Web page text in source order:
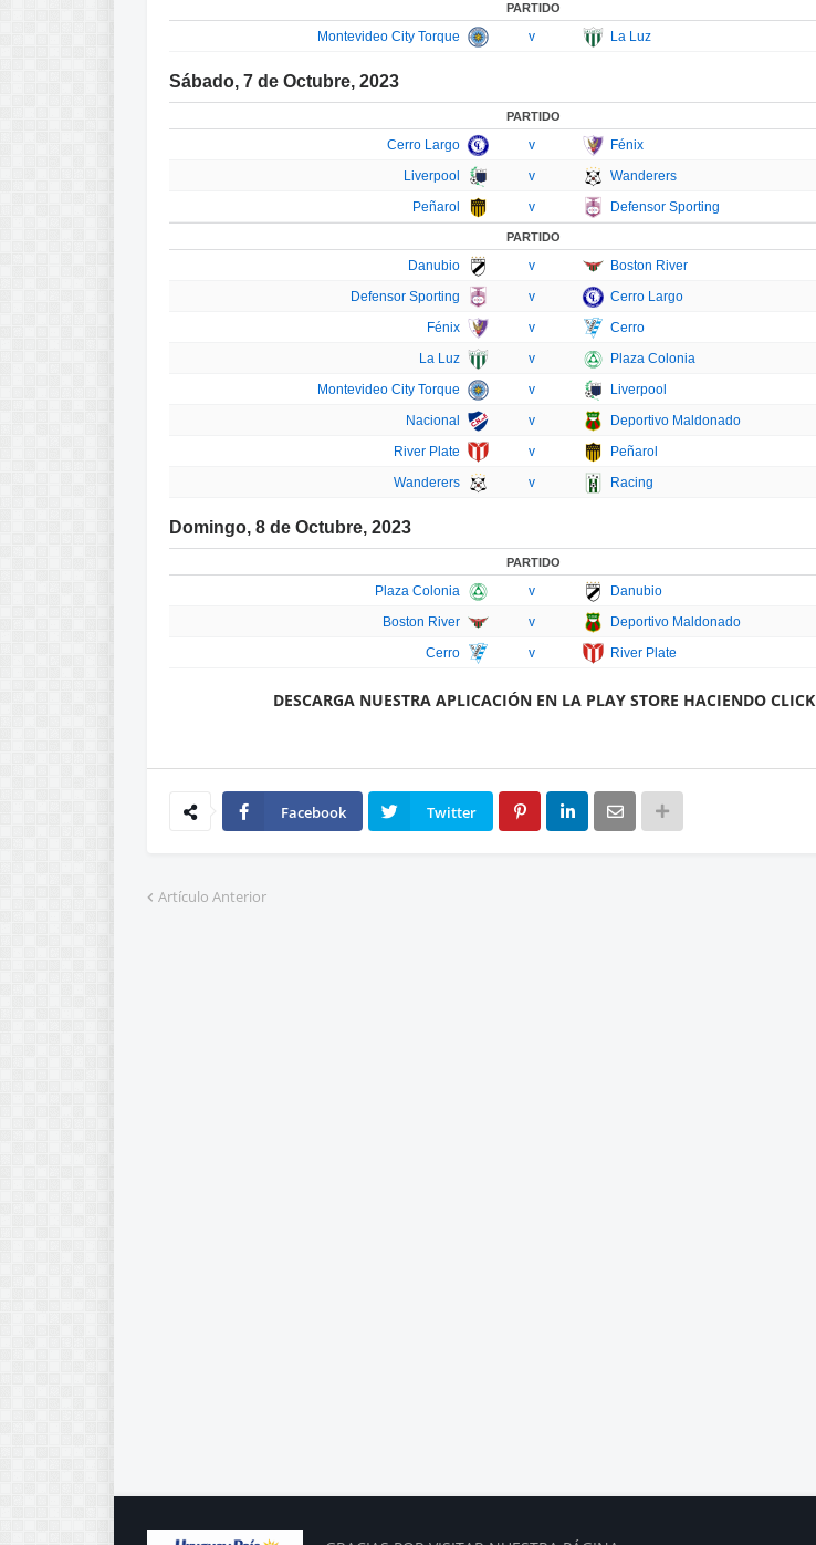
PARTIDO
Montevideo City Torque v La Luz
Sábado, 7 de Octubre, 2023
PARTIDO
Cerro Largo v Fénix
Liverpool
v Wanderers
Peñarol
v Defensor Sporting
PARTIDO
Danubio v Boston River
Defensor Sporting
v Cerro Largo
Fénix
v Cerro
La Luz
v Plaza Colonia
Montevideo City Torque
v Liverpool
Nacional
v Deportivo Maldonado
River Plate
v Peñarol
Wanderers
v Racing
Domingo, 8 de Octubre, 2023
PARTIDO
Plaza Colonia v Danubio
Boston River
v Deportivo Maldonado
Cerro
v River Plate
DESCARGA NUESTRA APLICACIÓN EN LA PLAY STORE HACIENDO CLICK
Facebook Twitter
Artículo Anterior